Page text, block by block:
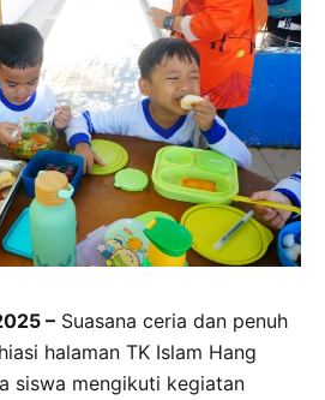
– Suasana ceria dan penuh
halaman TK Islam Hang
siswa mengikuti kegiatan